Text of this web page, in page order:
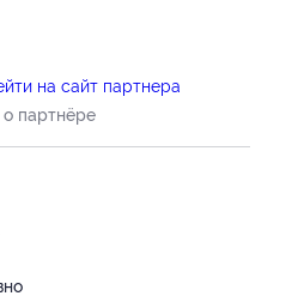
на сайт партнера
партнёре